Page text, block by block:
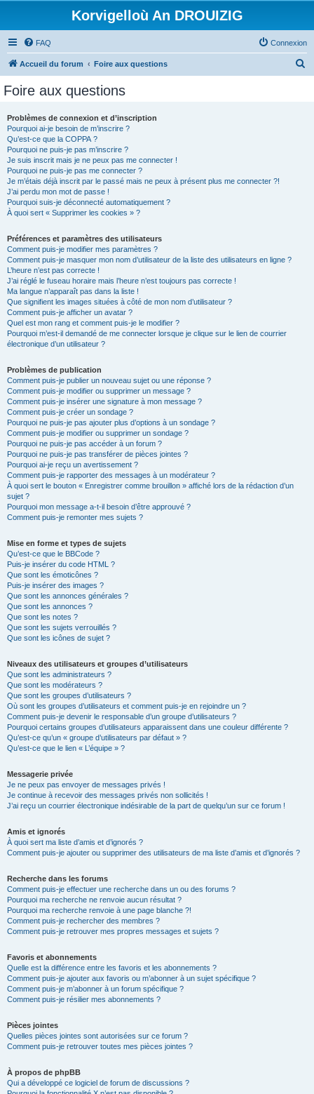
Korvigelloù An DROUIZIG
FAQ Connexion
Accueil du forum Foire aux questions
Foire aux questions
Problèmes de connexion et d’inscription
Pourquoi ai-je besoin de m’inscrire ?
Qu’est-ce que la COPPA ?
Pourquoi ne puis-je pas m’inscrire ?
Je suis inscrit mais je ne peux pas me connecter !
Pourquoi ne puis-je pas me connecter ?
Je m’étais déjà inscrit par le passé mais ne peux à présent plus me connecter ?!
J’ai perdu mon mot de passe !
Pourquoi suis-je déconnecté automatiquement ?
À quoi sert « Supprimer les cookies » ?
Préférences et paramètres des utilisateurs
Comment puis-je modifier mes paramètres ?
Comment puis-je masquer mon nom d’utilisateur de la liste des utilisateurs en ligne ?
L’heure n’est pas correcte !
J’ai réglé le fuseau horaire mais l’heure n’est toujours pas correcte !
Ma langue n’apparaît pas dans la liste !
Que signifient les images situées à côté de mon nom d’utilisateur ?
Comment puis-je afficher un avatar ?
Quel est mon rang et comment puis-je le modifier ?
Pourquoi m’est-il demandé de me connecter lorsque je clique sur le lien de courrier
électronique d’un utilisateur ?
Problèmes de publication
Comment puis-je publier un nouveau sujet ou une réponse ?
Comment puis-je modifier ou supprimer un message ?
Comment puis-je insérer une signature à mon message ?
Comment puis-je créer un sondage ?
Pourquoi ne puis-je pas ajouter plus d’options à un sondage ?
Comment puis-je modifier ou supprimer un sondage ?
Pourquoi ne puis-je pas accéder à un forum ?
Pourquoi ne puis-je pas transférer de pièces jointes ?
Pourquoi ai-je reçu un avertissement ?
Comment puis-je rapporter des messages à un modérateur ?
À quoi sert le bouton « Enregistrer comme brouillon » affiché lors de la rédaction d’un
sujet ?
Pourquoi mon message a-t-il besoin d’être approuvé ?
Comment puis-je remonter mes sujets ?
Mise en forme et types de sujets
Qu’est-ce que le BBCode ?
Puis-je insérer du code HTML ?
Que sont les émoticônes ?
Puis-je insérer des images ?
Que sont les annonces générales ?
Que sont les annonces ?
Que sont les notes ?
Que sont les sujets verrouillés ?
Que sont les icônes de sujet ?
Niveaux des utilisateurs et groupes d’utilisateurs
Que sont les administrateurs ?
Que sont les modérateurs ?
Que sont les groupes d’utilisateurs ?
Où sont les groupes d’utilisateurs et comment puis-je en rejoindre un ?
Comment puis-je devenir le responsable d’un groupe d’utilisateurs ?
Pourquoi certains groupes d’utilisateurs apparaissent dans une couleur différente ?
Qu’est-ce qu’un « groupe d’utilisateurs par défaut » ?
Qu’est-ce que le lien « L’équipe » ?
Messagerie privée
Je ne peux pas envoyer de messages privés !
Je continue à recevoir des messages privés non sollicités !
J’ai reçu un courrier électronique indésirable de la part de quelqu’un sur ce forum !
Amis et ignorés
À quoi sert ma liste d’amis et d’ignorés ?
Comment puis-je ajouter ou supprimer des utilisateurs de ma liste d’amis et d’ignorés ?
Recherche dans les forums
Comment puis-je effectuer une recherche dans un ou des forums ?
Pourquoi ma recherche ne renvoie aucun résultat ?
Pourquoi ma recherche renvoie à une page blanche ?!
Comment puis-je rechercher des membres ?
Comment puis-je retrouver mes propres messages et sujets ?
Favoris et abonnements
Quelle est la différence entre les favoris et les abonnements ?
Comment puis-je ajouter aux favoris ou m’abonner à un sujet spécifique ?
Comment puis-je m’abonner à un forum spécifique ?
Comment puis-je résilier mes abonnements ?
Pièces jointes
Quelles pièces jointes sont autorisées sur ce forum ?
Comment puis-je retrouver toutes mes pièces jointes ?
À propos de phpBB
Qui a développé ce logiciel de forum de discussions ?